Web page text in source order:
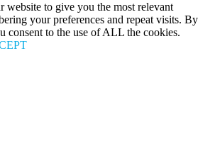
website to give you the most relevant
your preferences and repeat visits. By
consent to the use of ALL the cookies.